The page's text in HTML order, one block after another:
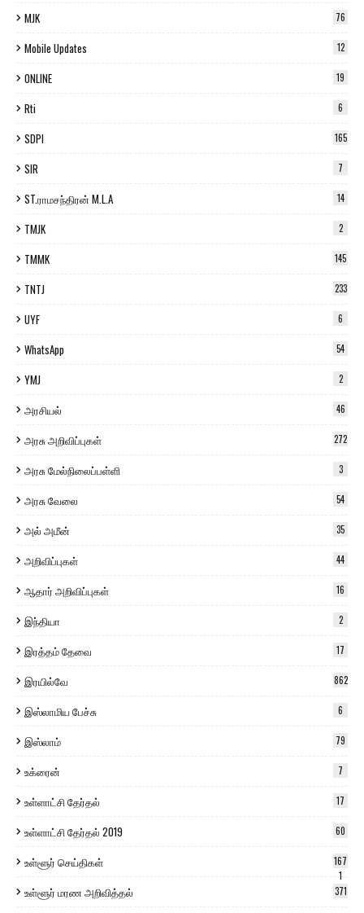
MJK 76
Mobile Updates 12
ONLINE 19
Rti 6
SDPI 165
SIR 7
ST.ராமசந்திரன் M.L.A 14
TMJK 2
TMMK 145
TNTJ 233
UYF 6
WhatsApp 54
YMJ 2
அரசியல் 46
அரசு அறிவிப்புகள் 272
அரசு மேல்நிலைப்பள்ளி 3
அரசு வேலை 54
அல் அமீன் 35
அறிவிப்புகள் 44
ஆதார் அறிவிப்புகள் 16
இந்தியா 2
இரத்தம் தேவை 17
இரயில்வே 862
இஸ்லாமிய பேச்சு 6
இஸ்லாம் 79
உக்ரைன் 7
உள்ளாட்சி தேர்தல் 17
உள்ளாட்சி தேர்தல் 2019 60
உள்ளூர் செய்திகள்
167
1
உள்ளூர் மரண அறிவித்தல் 371